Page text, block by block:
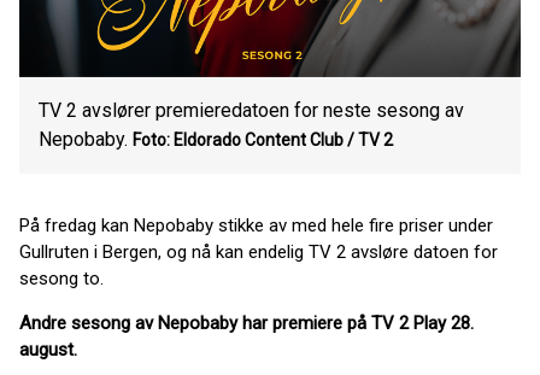
TV 2 avslører premieredatoen for neste sesong av
Nepobaby. Foto: Eldorado Content Club / TV 2
På fredag kan Nepobaby stikke av med hele fire priser under
Gullruten i Bergen, og nå kan endelig TV 2 avsløre datoen for
sesong to.
Andre sesong av Nepobaby har premiere på TV 2 Play 28.
august.